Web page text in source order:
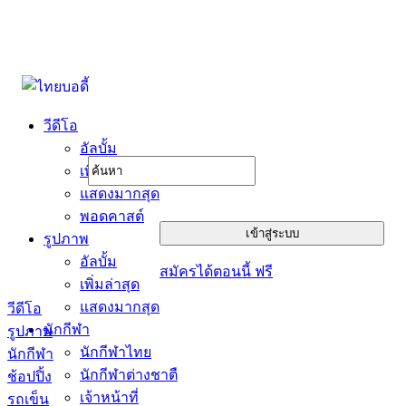
วีดีโอ
อัลบั้ม
เพิ่มล่าสุด
แสดงมากสุด
พอดคาสต์
รูปภาพ
อัลบั้ม
เพิ่มล่าสุด
แสดงมากสุด
นักกีฬา
นักกีฬาไทย
นักกีฬาต่างชาตื
เจ้าหน้าที่
สมัครได้ตอนนี้ ฟรี
วีดีโอ
รูปภาพ
นักกีฬา
ช้อปปิ้ง
รถเข็น